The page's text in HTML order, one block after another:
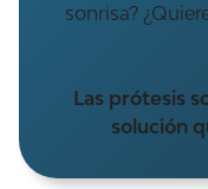
sonrisa?
Las prótesis
solución